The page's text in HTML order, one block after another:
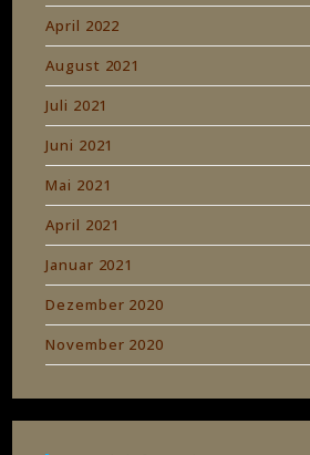
April 2022
August 2021
Juli 2021
Juni 2021
Mai 2021
April 2021
Januar 2021
Dezember 2020
November 2020